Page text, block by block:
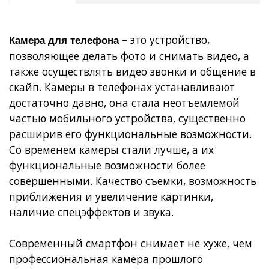
Камера для телефона– это устройство,
позволяющее делать фото и снимать видео, а
также осуществлять видео звонки и общение в
скайп. Камеры в телефонах устанавливают
достаточно давно, она стала неотъемлемой
частью мобильного устройства, существенно
расширив его функциональные возможности.
Со временем камеры стали лучше, а их
функциональные возможности более
совершенными. Качество съемки, возможность
приближения и увеличение картинки,
наличие спецэффектов и звука.
Современный смартфон снимает не хуже, чем
профессиональная камера прошлого